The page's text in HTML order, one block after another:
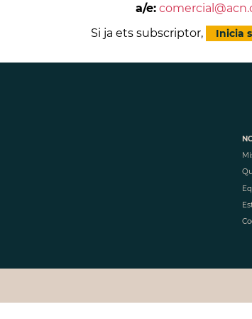
a/e:
Si ja ets subscriptor,
Inicia